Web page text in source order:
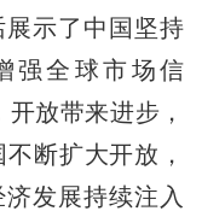
示了中国坚持
强全球市场信
放带来进步，
断扩大开放，
发展持续注入